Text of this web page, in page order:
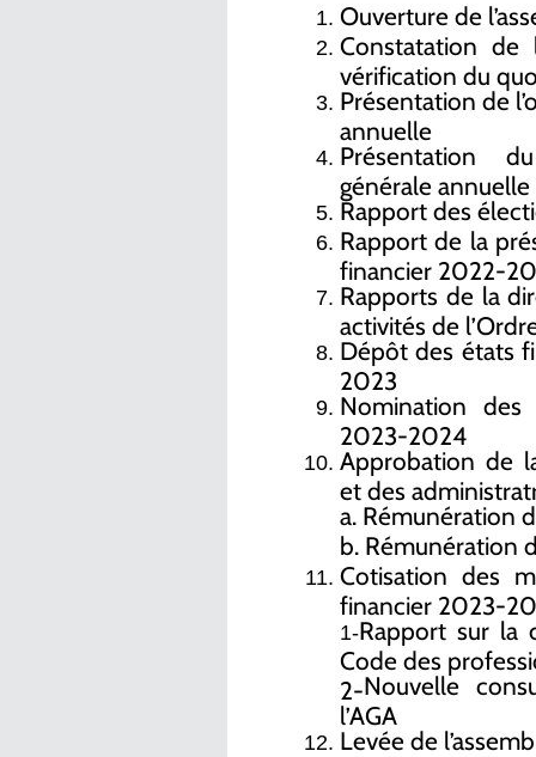
Ouverture de
Constatation
vérification du
Présentation de
annuelle
Présentation
générale
Rapport des
Rapport de la
financier 2022-
Rapports de la
activités de
Dépôt des états
2023
Nomination des
2023-2024
Approbation de
et des
a. Rémunération
b. Rémunération
Cotisation des
financier 2023-
1-Rapport sur la
Code des
2-Nouvelle
l’AGA
Levée de